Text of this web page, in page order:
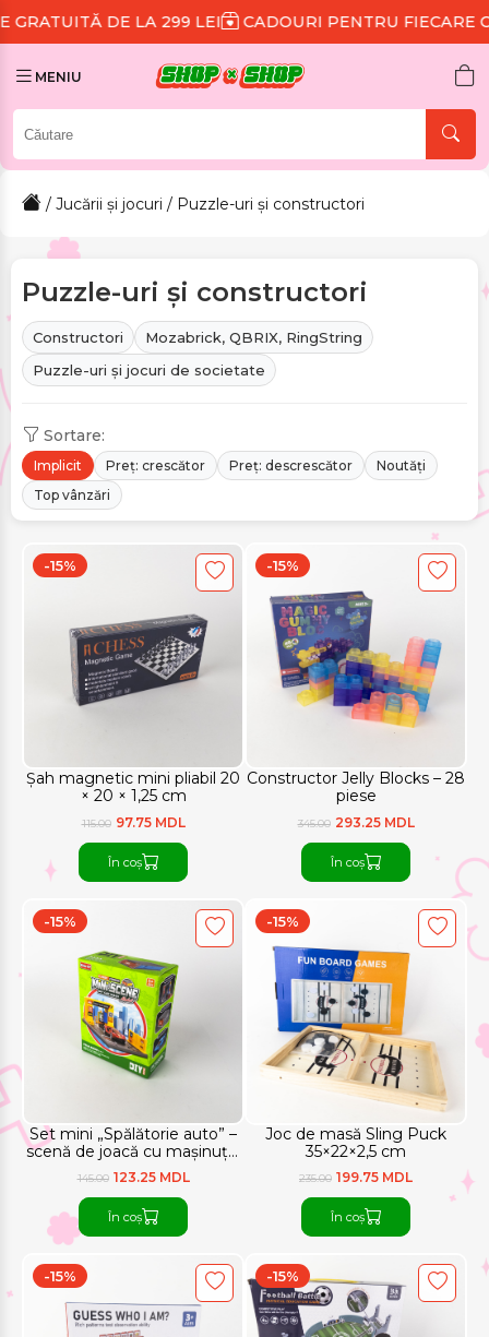
LEI CADOURI PENTRU FIECARE COMANDĂ
MENIU
/ Jucării și jocuri / Puzzle-uri și constructori
Puzzle-uri și constructori
Constructori
Mozabrick, QBRIX, RingString
Puzzle-uri și jocuri de societate
Sortare:
Implicit Preț: crescător Preț: descrescător
Noutăți
Top vânzări
Șah magnetic mini pliabil 20
× 20 × 1,25 cm
-15%
115.00 97.75 MDL
În coș
Constructor Jelly Blocks – 28
piese
-15%
345.00 293.25 MDL
În coș
Set mini „Spălătorie auto” –
scenă de joacă cu mașinuță,
20,3 × 8,3 cm
-15%
145.00 123.25 MDL
În coș
Joc de masă Sling Puck
35×22×2,5 cm
-15%
235.00 199.75 MDL
În coș
-15% -15%